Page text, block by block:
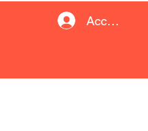
Accedi